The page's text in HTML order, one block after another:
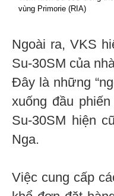
vùng Primorie (RIA)
Ngoài ra, VKS
Su-30SM của
Đây là những
xuống đầu
Su-30SM hiện
Nga.
Việc cung cấp